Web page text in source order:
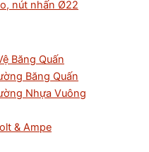
nút nhấn Ø22
Băng Quấn
Băng Quấn
Nhựa Vuông
& Ampe